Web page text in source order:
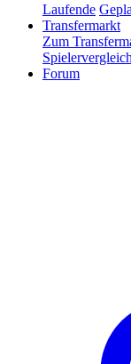
Laufende
Transfermarkt
Zum
Spielervergleich
Forum